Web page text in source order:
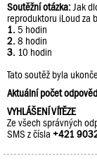
Soutěžní otázka: Jak
reproduktoru iLoud za
1. 5 hodin
2. 8 hodin
3. 10 hodin
Tato soutěž byla
Aktuální počet
VYHLÁŠENÍ VÍTĚZE
Ze všech správných
SMS z čísla +421